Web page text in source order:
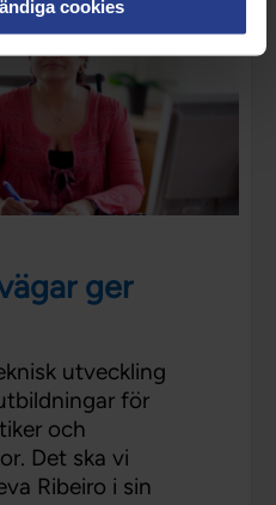
cookies
ger
utveckling
för
och
Det ska vi
Ribeiro i sin